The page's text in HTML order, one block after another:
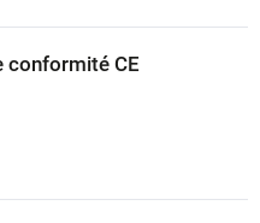
conformité CE